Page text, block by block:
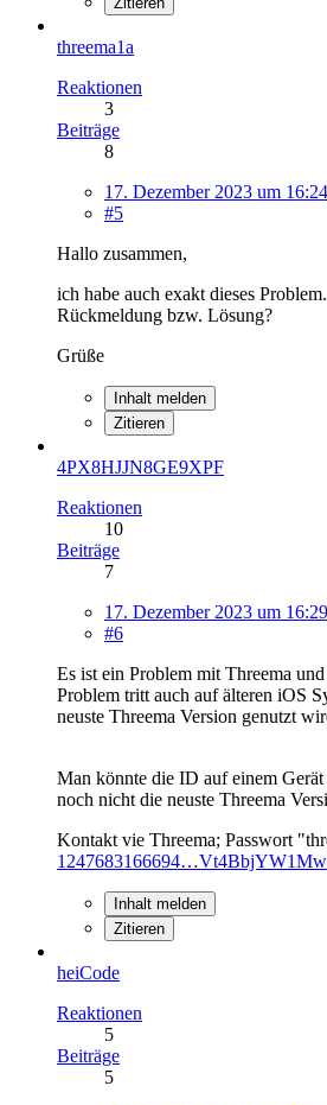
threema1a
Reaktionen
3
Beiträge
8
17. Dezember 2023 um 16:24
#5
Hallo zusammen,
ich habe auch exakt dieses
Rückmeldung bzw. Lösung?
Grüße
Inhalt melden
Zitieren
4PX8HJJN8GE9XPF
Reaktionen
10
Beiträge
7
17. Dezember 2023 um 16:29
#6
Es ist ein Problem mit Threema
Problem tritt auch auf älteren iOS
neuste Threema Version genutzt
Man könnte die ID auf einem
noch nicht die neuste Threema
Kontakt vie Threema; Passwort
Inhalt melden
Zitieren
heiCode
Reaktionen
5
Beiträge
5